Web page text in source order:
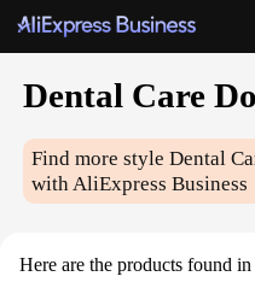
Dental Care
Find more styleDental
with AliExpress Business
Here are the products found in